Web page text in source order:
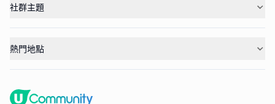
社群主題
熱門地點